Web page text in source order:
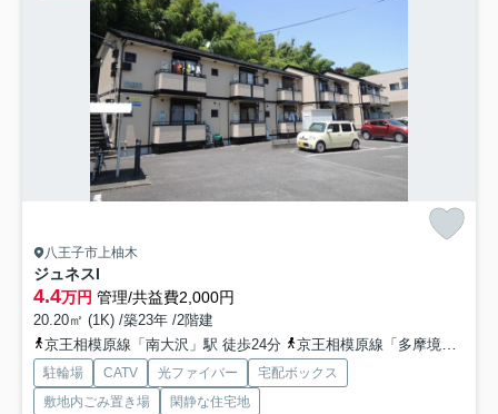
八王子市上柚木
ジュネスI
4.4万円 管理/共益費2,000円
20.20㎡ (1K) /築23年 /2階建
京王相模原線「南大沢」駅 徒歩24分
京王相模原線「多摩境」駅 徒歩40分
駐輪場 CATV 光ファイバー
宅配ボックス
敷地内ごみ置き場
閑静な住宅地